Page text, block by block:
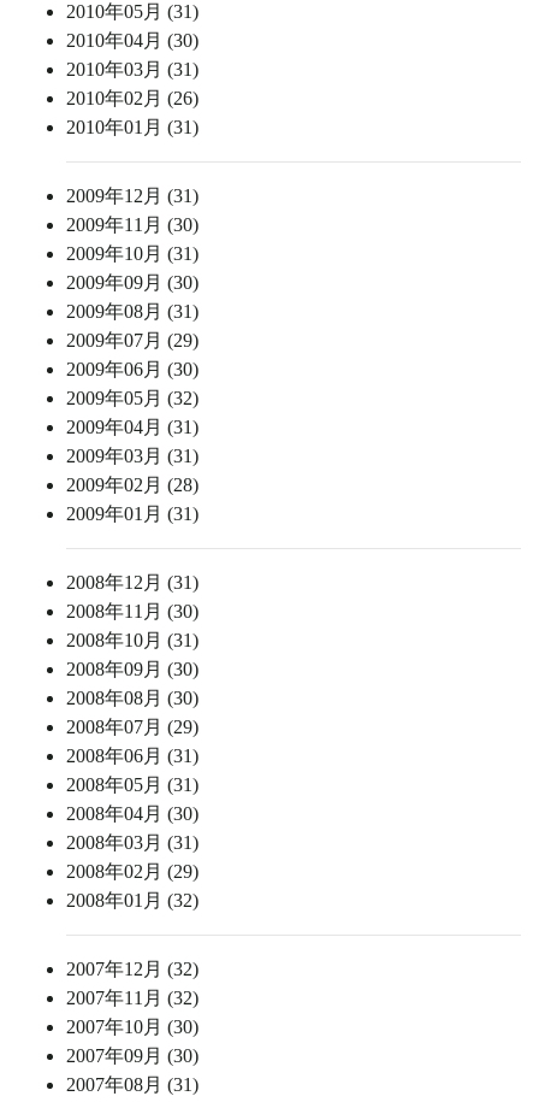
2010年05月 (31)
2010年04月 (30)
2010年03月 (31)
2010年02月 (26)
2010年01月 (31)
2009年12月 (31)
2009年11月 (30)
2009年10月 (31)
2009年09月 (30)
2009年08月 (31)
2009年07月 (29)
2009年06月 (30)
2009年05月 (32)
2009年04月 (31)
2009年03月 (31)
2009年02月 (28)
2009年01月 (31)
2008年12月 (31)
2008年11月 (30)
2008年10月 (31)
2008年09月 (30)
2008年08月 (30)
2008年07月 (29)
2008年06月 (31)
2008年05月 (31)
2008年04月 (30)
2008年03月 (31)
2008年02月 (29)
2008年01月 (32)
2007年12月 (32)
2007年11月 (32)
2007年10月 (30)
2007年09月 (30)
2007年08月 (31)